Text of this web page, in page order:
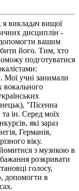
я викладач вищої
дисциплін -
вашим
його. Тим, хто
подготуватися
Мої учні занимали
вокального
"Пісенна
ін. Серед моїх
які зараз
Германія,
віку.
з музикою в
розкривати
голосу,
допомогти в